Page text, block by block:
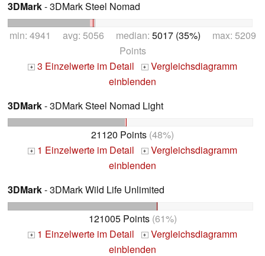
3DMark- 3DMark Steel Nomad
min: 4941 avg: 5056 median: 5017 (35%) max: 5209
Points
+ 3 Einzelwerte im Detail + Vergleichsdiagramm
einblenden
3DMark- 3DMark Steel Nomad Light
21120 Points (48%)
+ 1 Einzelwerte im Detail + Vergleichsdiagramm
einblenden
3DMark- 3DMark Wild Life Unlimited
121005 Points(61%)
+ 1 Einzelwerte im Detail + Vergleichsdiagramm
einblenden